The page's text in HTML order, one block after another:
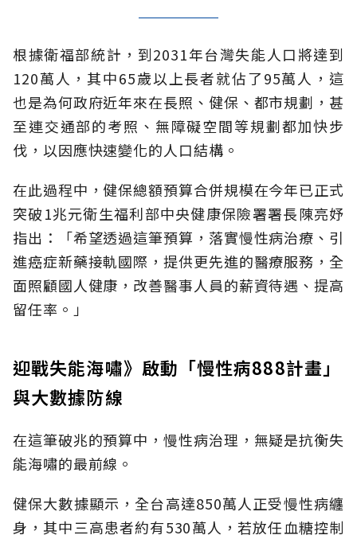
根據衛福部統計，到2031年台灣失能人口將達到
120萬人，其中65歲以上長者就佔了95萬人，這
也是為何政府近年來在長照、健保、都市規劃，甚
至連交通部的考照、無障礙空間等規劃都加快步
伐，以因應快速變化的人口結構。
在此過程中，健保總額預算合併規模在今年已正式
突破1兆元衛生福利部中央健康保險署署長陳亮妤
指出：「希望透過這筆預算，落實慢性病治療、引
進癌症新藥接軌國際，提供更先進的醫療服務，全
面照顧國人健康，改善醫事人員的薪資待遇、提高
留任率。」
迎戰失能海嘯》啟動「慢性病888計畫」
與大數據防線
在這筆破兆的預算中，慢性病治理，無疑是抗衡失
能海嘯的最前線。
健保大數據顯示，全台高達850萬人正受慢性病纏
身，其中三高患者約有530萬人，若放任血糖控制